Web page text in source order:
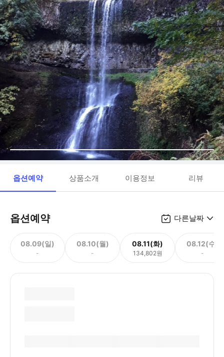
옵션예약 상품소개 이용정보 리뷰
옵션예약 다른날짜
08.09(일)
-
08.10(월)
-
08.11(화)
134,802원
08.12(수)
-